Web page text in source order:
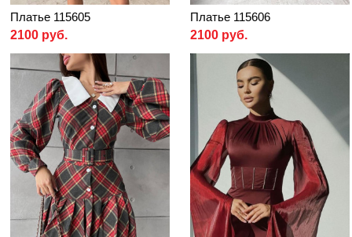
Платье 115605
2100 руб.
Платье 115606
2100 руб.